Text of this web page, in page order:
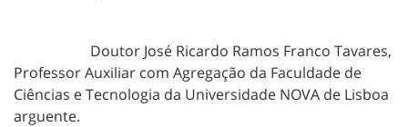
Doutor José Ricardo Ramos Franco Tavares,
Professor Auxiliar com Agregação da Faculdade de
Ciências e Tecnologia da Universidade NOVA de Lisboa
arguente.